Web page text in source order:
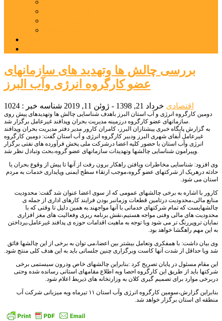
بررسی چالش ها وتهدید های سازمانهای
عضو کارگروه انرژی وآب البرز
اقتصادی خرداد 21, 1398 - ژوئن 11, 2019 شناسه خبر : 1024
دومین کارگروه انرژی و آب استان البرز باهدف شناسایی چالش ها وتهدیدهای پیش روی
سازمانهای عضو کارگروه درزمینه مدیریت بحران وپدافند غیرعامل برگزار شد.
به گزارش پایگاه خبری پیشتازان البرز، کامران کارور مدیر دفتر مدیریت بحران وپدافند
غیرعامل آبفای شهری البرز ودبیر کارگروه انرژی و آب استان گفت: دومین کارگروه
انرژی وآب استان با حضور کلیه اعضا درشرکت ملی پخش فرآورده های نفتی برگزار
وپیرامون شناسایی چالشها وتهدیدات سازمانهای عضو گروه،بحث وتبادل نظر شد.
وی افزود: شناسایی مخاطرات ویافتن راهکار برون رفت از آنها تا پیش از وقوع بحران یا
حادثه درهریک از شرکتهای عضو گروه،موجب ارتقاء سطح ایمنی وپایداری خدمات به مردم
استان می شود.
کارور با اشاره به برخی چالشهای عمومی که از سوی اعضا عنوان شد گفت: محدودیت
منابع مالی،محدودیت درتامین قطعات وزمانبر بودن فرایند کارهای اداری از جمله ی
چالشهایست که تمام شرکتهای خدماتی با آنها مواجهند.به همین دلیل تا وقتی که با
محدودیت های مالی وفنی مواجه هستیم،نقش برنامه ریزی وفعالیت های مغز افزاری
نمایان تروپررنگ تر می شود وبا توجه به ماهیت اقدامات حوزه ی پدافند غیرعامل،پرداختن
به این مهم راهگشا خواهد بود.
وی بیان داشت: با همفکری وتعامل بیشتر بین اعضا،می توان به برخی از این چالشها فائق
شد ویا حداقل از شدت آنها کاست وبرگزاری چنین جلساتی باید به این هدف کلی منتج شود.
این مقام مسئول در پایان تصریح کرد :بنابراین چالشهای خاص ودرون سیستمی برخی
شرکتها باید از طریق این کارگروه احصا وبه اطلاع مقامهای استانی رسانده شده وحتی
دربرخی موارد برای تصمیم گیری کلان به وزارتخانه های ذیربط اعلام شود.
بنابراین گزارش،سومین کارگروه انرژی وآب استان ۱۱ تیرماه وبه میزبانی شرکت آب
منطقه ای استان برگزار خواهد شد.